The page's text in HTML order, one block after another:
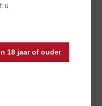
u
18 jaar of ouder